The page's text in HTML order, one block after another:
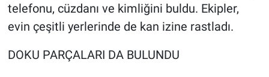
telefonu, cüzdanı ve kimliğini buldu. Ekipler,
evin çeşitli yerlerinde de kan izine rastladı.
DOKU PARÇALARI DA BULUNDU